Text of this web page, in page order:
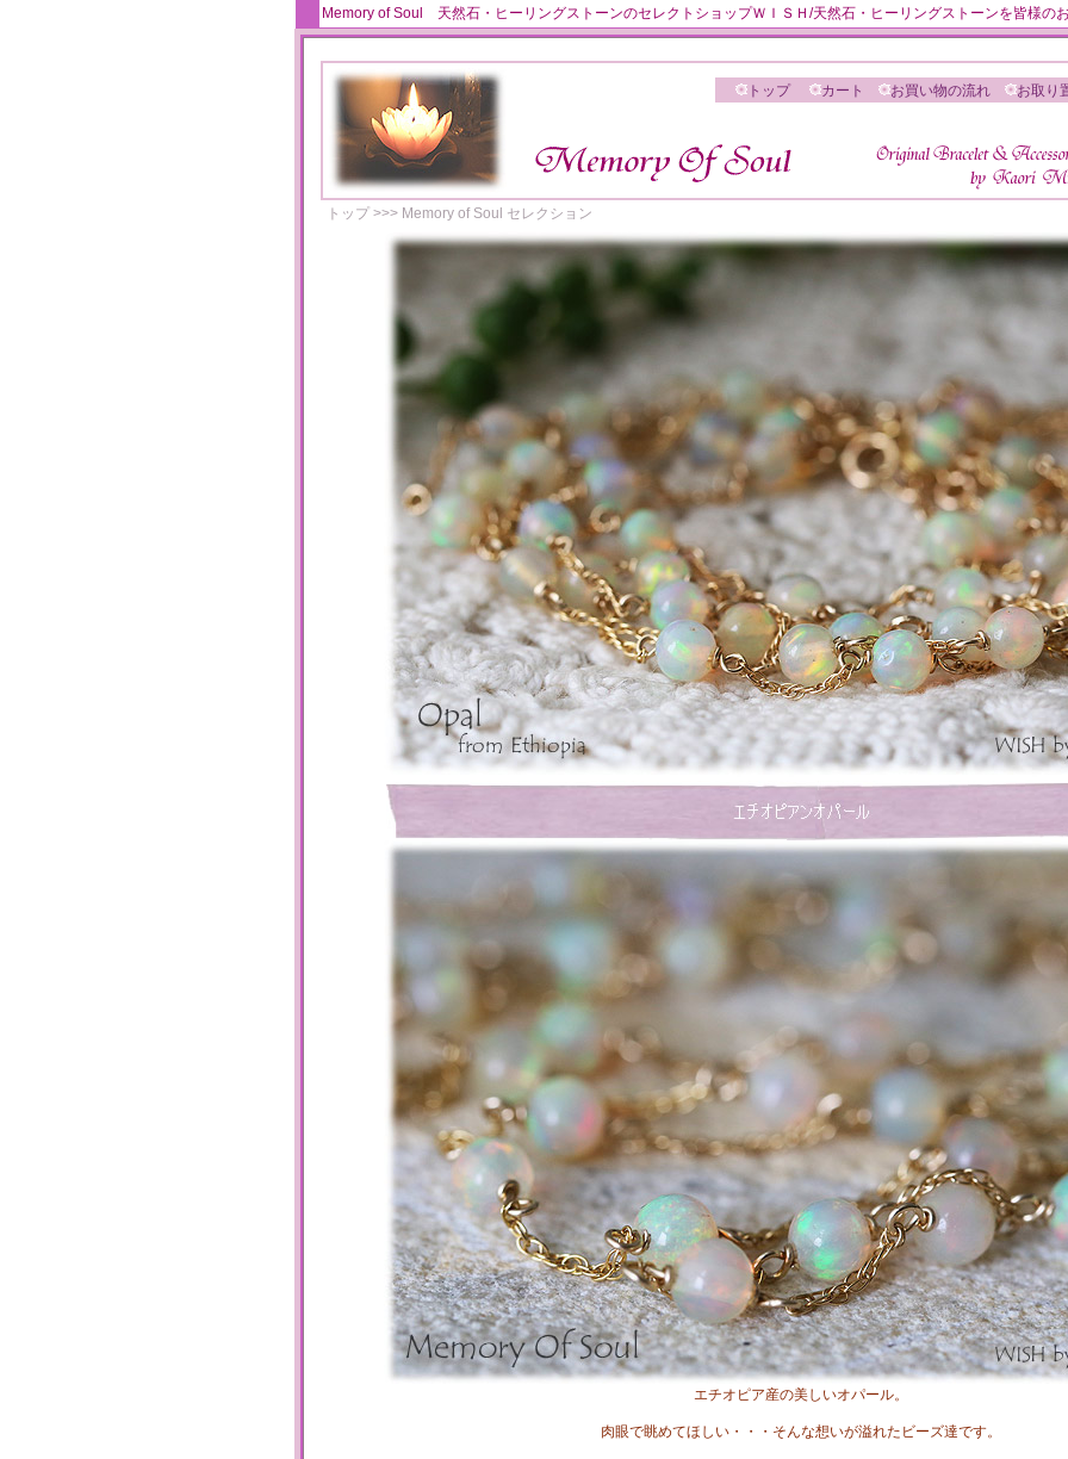
Memory of Soul 天然石・ヒーリングストーンのセレクトショップＷＩＳＨ/天然石・ヒーリングストーンを皆様の
トップ カート お買い物の流れ お取り
トップ>>> Memory of Soul セレクション
エチオピア産の美しいオパール。
肉眼で眺めてほしい・・・そんな想いが溢れたビーズ達です。